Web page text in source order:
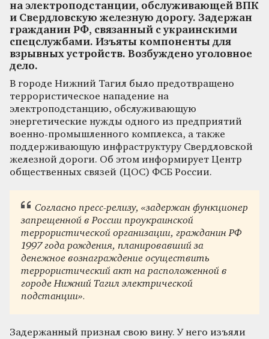
на электроподстанции, обслуживающей ВПК
и Свердловскую железную дорогу. Задержан
гражданин РФ, связанный с украинскими
спецслужбами. Изъяты компоненты для
взрывных устройств. Возбуждено уголовное
дело.
В городе Нижний Тагил было предотвращено
террористическое нападение на
электроподстанцию, обслуживающую
энергетические нужды одного из предприятий
военно-промышленного комплекса, а также
поддерживающую инфраструктуру Свердловской
железной дороги. Об этом информирует Центр
общественных связей (ЦОС) ФСБ России.
Согласно пресс-релизу, «задержан функционер
запрещенной в России проукраинской
террористической организации, гражданин РФ
1997 года рождения, планировавший за
денежное вознаграждение осуществить
террористический акт на расположенной в
городе Нижний Тагил электрической
подстанции».
Задержанный признал свою вину. У него изъяли